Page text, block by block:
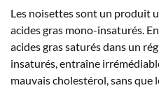
Les noisettes sont un produit
acides gras mono-insaturés.
acides gras saturés dans un
insaturés, entraîne
mauvais cholestérol, sans